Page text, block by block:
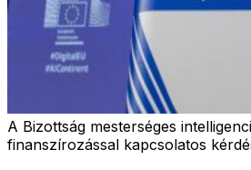
A Bizottság mesterséges
finanszírozással kapcsolatos